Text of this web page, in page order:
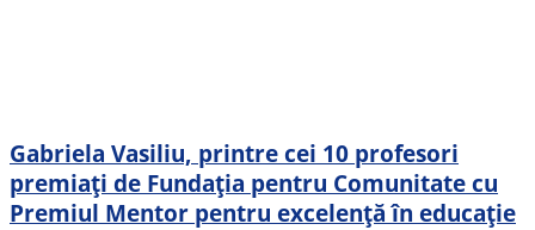
Gabriela Vasiliu, printre cei 10 profesori
premiați de Fundația pentru Comunitate cu
Premiul Mentor pentru excelență în educație